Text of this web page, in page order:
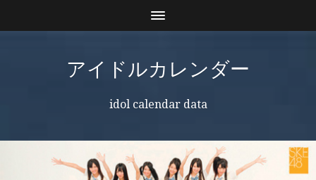
アイドルカレンダー
idol calendar data